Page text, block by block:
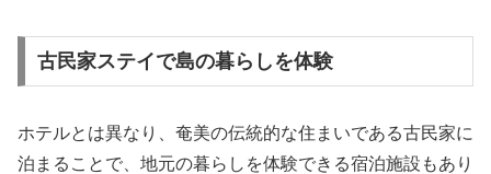
古民家ステイで島の暮らしを体験
ホテルとは異なり、奄美の伝統的な住まいである古民家に
泊まることで、地元の暮らしを体験できる宿泊施設もあり